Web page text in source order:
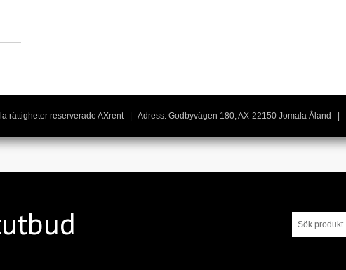
rättigheter reserverade AXrent | Adress: Godbyvägen 180, AX-22150 Jomala Åland |